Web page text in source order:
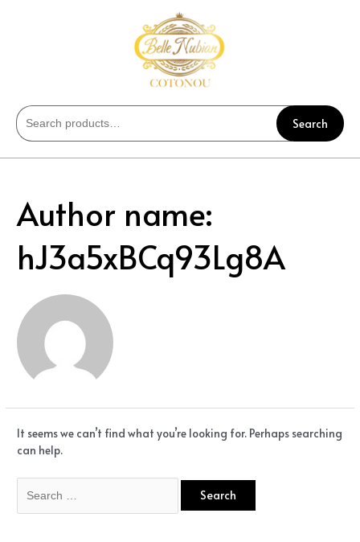
Search
Author name:
hJ3a5xBCq93Lg8A
It seems we can’t find what you’re looking for. Perhaps searching
can help.